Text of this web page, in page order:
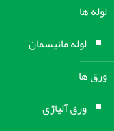
لوله ها
لوله مانیسمان
ورق ها
ورق آلیاژی